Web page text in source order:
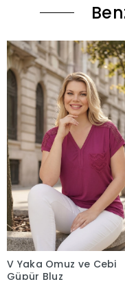
V Yaka Omuz ve Cebi
Güpür Bluz